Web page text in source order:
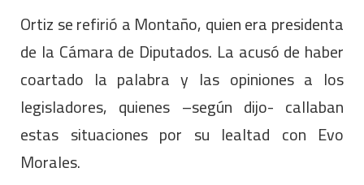
Ortiz se refirió a Montaño, quien era presidenta
de la Cámara de Diputados. La acusó de haber
coartado la palabra y las opiniones a los
legisladores, quienes –según dijo- callaban
estas situaciones por su lealtad con Evo
Morales.